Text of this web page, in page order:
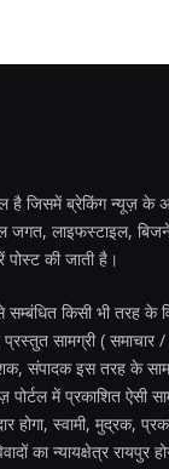
है जिसमें ब्रेकिंग न्यूज़ के
जगत, लाइफस्टाइल,
की जाती है।
किसी भी तरह के
प्रस्तुत सामग्री (
संपादक इस तरह के
पोर्टल में प्रकाशित ऐसी
होगा, स्वामी, मुद्रक,
का न्यायक्षेत्र रायपुर